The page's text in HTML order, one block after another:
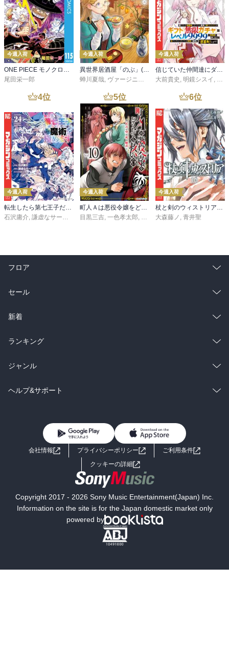
今週入荷
ONE PIECE モノクロ版 115
尾田栄一郎
今週入荷
異世界居酒屋「のぶ」(22)
蝉川夏哉, ヴァージニア二等兵 ,転
今週入荷
信じていた仲間達にダンジョン奥地で殺されかけたがギフト『無限ガチャ』でレベル９９９９の仲間達を手に入れて元パーティーメンバーと世界に復讐＆『ざまぁ！』します！（２３）
大前貴史 , 明鏡シスイ , ｔ
4位
今週入荷
転生したら第七王子だったので、気ままに魔術を極めます（２４）
石沢庸介, 謙虚なサークル メル。
5位
今週入荷
町人Ａは悪役令嬢をどうしても救いたい ～どぶと空と氷の姫君～１０【電子書店共通特典イラスト付】
目黒三吉, 一色孝太郎, Parum
6位
今週入荷
杖と剣のウィストリア（１６）
大森藤ノ , 青井聖
フロア
総合
ラノベ
雑誌・グラビア
BL・TL
セール
総合
ラノベ
雑誌・グラビア
BL・TL
新着
総合
ラノベ
雑誌・グラビア
ランキング
総合
ラノベ
ジャンル
コミック
ライトノベル 男子向けラノベ
小説
海外小説
ミステリー SF
文学
ヘルプ&サポート
よくあるご質問 お問い合わせ
会社情報 プライバシーポリシー
ご利用条件
クッキーの詳細
Copyright 2017 - 2026 Sony Music Entertainment(Japan) Inc.
Information on the site is for the Japan domestic market only
powered by